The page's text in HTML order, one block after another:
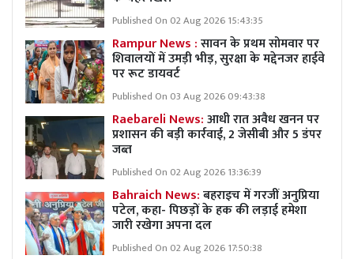
Published On 02 Aug 2026 15:43:35
Rampur News :सावन के प्रथम सोमवार पर
शिवालयों में उमड़ी भीड़, सुरक्षा के मद्देनजर हाईवे
पर रूट डायवर्ट
Published On 03 Aug 2026 09:43:38
Raebareli News:आधी रात अवैध खनन पर
प्रशासन की बड़ी कार्रवाई, 2 जेसीबी और 5 डंपर
जब्त
Published On 02 Aug 2026 13:36:39
Bahraich News:बहराइच में गरजीं अनुप्रिया
पटेल, कहा- पिछड़ों के हक की लड़ाई हमेशा
जारी रखेगा अपना दल
Published On 02 Aug 2026 17:50:38